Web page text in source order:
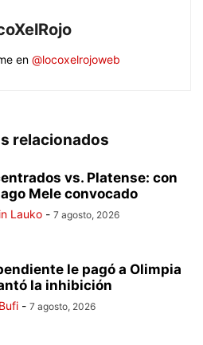
en @locoxelrojoweb
relacionados
vs. Platense: con
Mele convocado
Lauko - 7 agosto, 2026
le pagó a Olimpia
la inhibición
- 7 agosto, 2026